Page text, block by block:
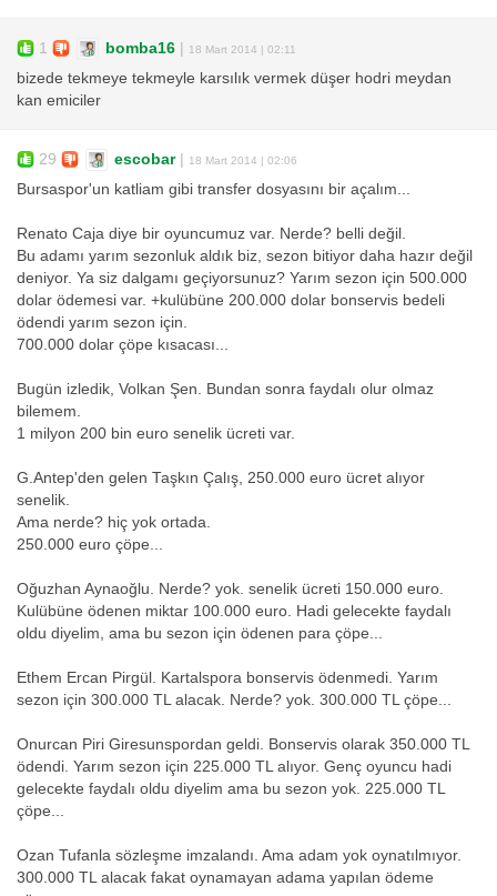
1 bomba16 | 18 Mart 2014 | 02:11
bizede tekmeye tekmeyle karsılık vermek düşer hodri meydan
kan emiciler
29 escobar| 18 Mart 2014 | 02:06
Bursaspor'un katliam gibi transfer dosyasını bir açalım...
Renato Caja diye bir oyuncumuz var. Nerde? belli değil.
Bu adamı yarım sezonluk aldık biz, sezon bitiyor daha hazır değil
deniyor. Ya siz dalgamı geçiyorsunuz? Yarım sezon için 500.000
dolar ödemesi var. +kulübüne 200.000 dolar bonservis bedeli
ödendi yarım sezon için.
700.000 dolar çöpe kısacası...
Bugün izledik, Volkan Şen. Bundan sonra faydalı olur olmaz
bilemem.
1 milyon 200 bin euro senelik ücreti var.
G.Antep'den gelen Taşkın Çalış, 250.000 euro ücret alıyor
senelik.
Ama nerde? hiç yok ortada.
250.000 euro çöpe...
Oğuzhan Aynaoğlu. Nerde? yok. senelik ücreti 150.000 euro.
Kulübüne ödenen miktar 100.000 euro. Hadi gelecekte faydalı
oldu diyelim, ama bu sezon için ödenen para çöpe...
Ethem Ercan Pirgül. Kartalspora bonservis ödenmedi. Yarım
sezon için 300.000 TL alacak. Nerde? yok. 300.000 TL çöpe...
Onurcan Piri Giresunspordan geldi. Bonservis olarak 350.000 TL
ödendi. Yarım sezon için 225.000 TL alıyor. Genç oyuncu hadi
gelecekte faydalı oldu diyelim ama bu sezon yok. 225.000 TL
çöpe...
Ozan Tufanla sözleşme imzalandı. Ama adam yok oynatılmıyor.
300.000 TL alacak fakat oynamayan adama yapılan ödeme